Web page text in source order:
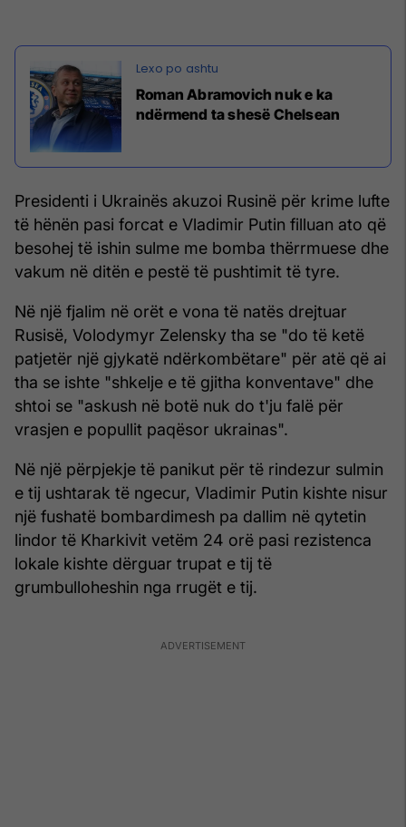
Roman Abramovich nuk e ka
ndërmend ta shesë Chelsean
Presidenti i Ukrainës akuzoi Rusinë për krime lufte
të hënën pasi forcat e Vladimir Putin filluan ato që
besohej të ishin sulme me bomba thërrmuese dhe
vakum në ditën e pestë të pushtimit të tyre.
Në një fjalim në orët e vona të natës drejtuar
Rusisë, Volodymyr Zelensky tha se "do të ketë
patjetër një gjykatë ndërkombëtare" për atë që ai
tha se ishte "shkelje e të gjitha konventave" dhe
shtoi se "askush në botë nuk do t'ju falë për
vrasjen e popullit paqësor ukrainas".
Në një përpjekje të panikut për të rindezur sulmin
e tij ushtarak të ngecur, Vladimir Putin kishte nisur
një fushatë bombardimesh pa dallim në qytetin
lindor të Kharkivit vetëm 24 orë pasi rezistenca
lokale kishte dërguar trupat e tij të
grumbulloheshin nga rrugët e tij.